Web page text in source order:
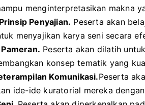
menginterpretasikan makna
Penyajian. Peserta akan
menyajikan karya seni secara
Peserta akan dilatih
konsep tematik yang
Komunikasi.Peserta
ide-ide kuratorial mereka